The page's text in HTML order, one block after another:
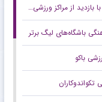
از مراکز ورزشی باکو
باشگاه‌های لیگ برتر
باکو
تکواندوکاران